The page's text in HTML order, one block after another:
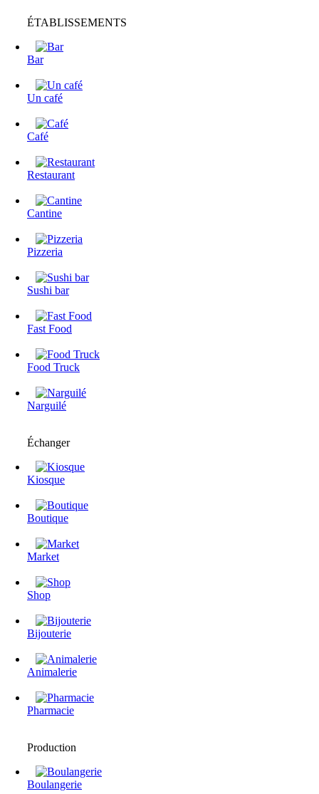
ÉTABLISSEMENTS
Bar
Un café
Café
Restaurant
Cantine
Pizzeria
Sushi bar
Fast Food
Food Truck
Narguilé
Échanger
Kiosque
Boutique
Market
Shop
Bijouterie
Animalerie
Pharmacie
Production
Boulangerie